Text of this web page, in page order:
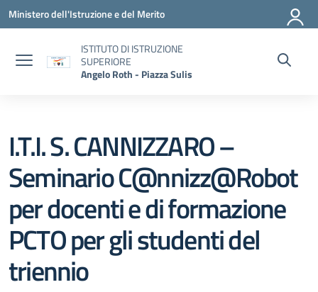
Vai ai contenuti
Vai al menu di navigazione
Vai al footer
Ministero dell'Istruzione e del Merito
ISTITUTO DI ISTRUZIONE
SUPERIORE
Angelo Roth - Piazza Sulis
I.T.I. S. CANNIZZARO –
Seminario C@nnizz@Robot
per docenti e di formazione
PCTO per gli studenti del
triennio